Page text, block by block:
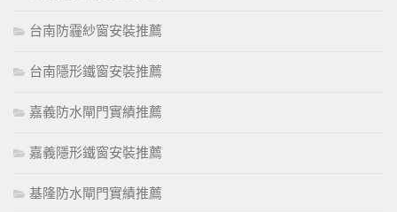
台南防霾紗窗安裝推薦
台南隱形鐵窗安裝推薦
嘉義防水閘門實績推薦
嘉義隱形鐵窗安裝推薦
基隆防水閘門實績推薦